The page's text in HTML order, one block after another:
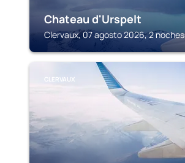
Chateau d'Urspelt
Clervaux, 07 agosto 2026, 2 noches
CLERVAUX